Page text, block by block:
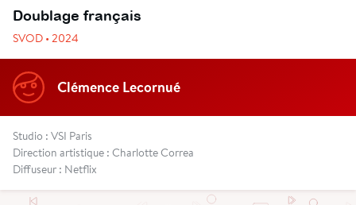
Doublage français
SVOD • 2024
Clémence Lecornué
Studio : VSI Paris
Direction artistique : Charlotte Correa
Diffuseur : Netflix